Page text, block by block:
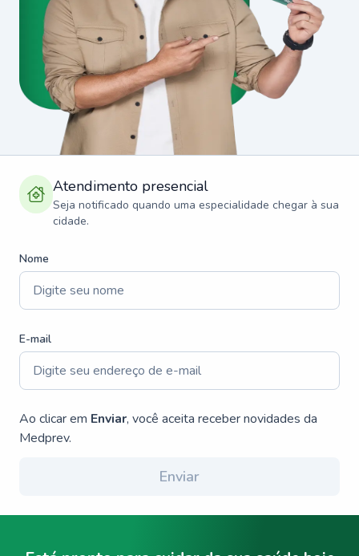
Atendimento presencial
Seja notificado quando uma especialidade chegar à sua
cidade.
Nome
E-mail
Ao clicar em Enviar, você aceita receber novidades da
Medprev.
Enviar